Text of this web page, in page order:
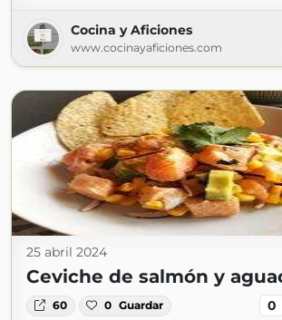
Cocina y Aficiones
www.cocinayaficiones.com
25 abril 2024
Ceviche de salmón y
60 0 Guardar 0